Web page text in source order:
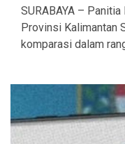
SURABAYA –
Provinsi Kalimantan
komparasi dalam